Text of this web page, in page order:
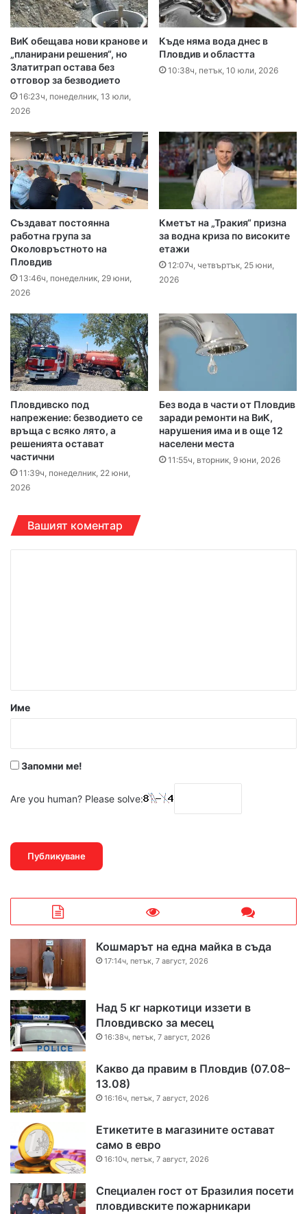
ВиК обещава нови кранове и
„планирани решения“, но
Златитрап остава без
отговор за безводието
16:23ч, понеделник, 13 юли,
2026
Къде няма вода днес в
Пловдив и областта
10:38ч, петък, 10 юли, 2026
Създават постоянна
работна група за
Околовръстното на
Пловдив
13:46ч, понеделник, 29 юни,
2026
Кметът на „Тракия“ призна
за водна криза по високите
етажи
12:07ч, четвъртък, 25 юни,
2026
Пловдивско под
напрежение: безводието се
връща с всяко лято, а
решенията остават
частични
11:39ч, понеделник, 22 юни,
2026
Без вода в части от Пловдив
заради ремонти на ВиК,
нарушения има и в още 12
населени места
11:55ч, вторник, 9 юни, 2026
Вашият коментар
р
Име
Запомни ме!
Are you human? Please solve:
Кошмарът на една майка в съда
17:14ч, петък, 7 август, 2026
Над 5 кг наркотици иззети в
Пловдивско за месец
16:38ч, петък, 7 август, 2026
Какво да правим в Пловдив (07.08–
13.08)
16:16ч, петък, 7 август, 2026
Етикетите в магазините остават
само в евро
16:10ч, петък, 7 август, 2026
Специален гост от Бразилия посети
пловдивските пожарникари